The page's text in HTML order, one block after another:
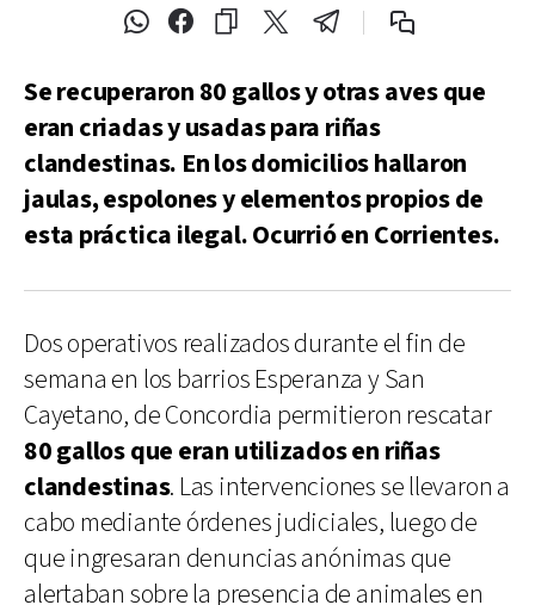
Se recuperaron 80 gallos y otras aves que
eran criadas y usadas para riñas
clandestinas. En los domicilios hallaron
jaulas, espolones y elementos propios de
esta práctica ilegal. Ocurrió en Corrientes.
Dos operativos realizados durante el fin de
semana en los barrios Esperanza y San
Cayetano, de Concordia permitieron rescatar
80 gallos que eran utilizados en riñas
clandestinas. Las intervenciones se llevaron a
cabo mediante órdenes judiciales, luego de
que ingresaran denuncias anónimas que
alertaban sobre la presencia de animales en